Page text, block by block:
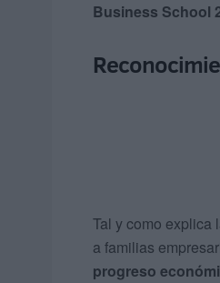
Business School
Tal y como explica
a familias
progreso